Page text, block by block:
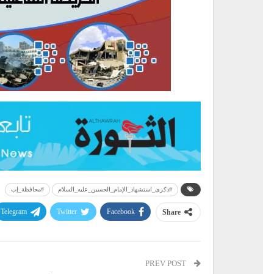
#ذكرى_استشهاد_الإمام_الحسين_عليه_السلام #محافظة_إب
Share
Facebook
Twitter
Telegram